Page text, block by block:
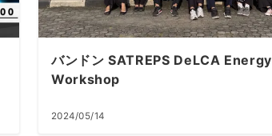
バンドン SATREPS DeLCA Energy
Workshop
2024/05/14